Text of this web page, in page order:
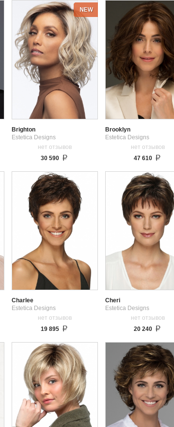
Brighton
Estetica Designs
нет отзывов
30 590
Brooklyn
Estetica Designs
нет отзывов
47 610
Charlee
Estetica Designs
нет отзывов
19 895
Cheri
Estetica Designs
нет отзывов
20 240